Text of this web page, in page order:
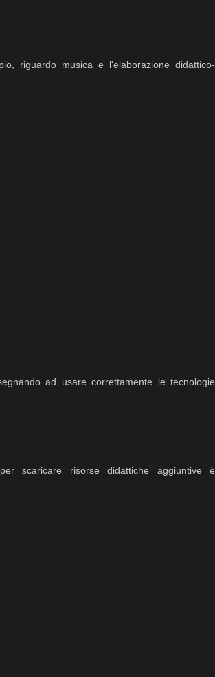
riguardo musica e l'elaborazione didattico-
ad usare correttamente le tecnologie
scaricare risorse didattiche aggiuntive è